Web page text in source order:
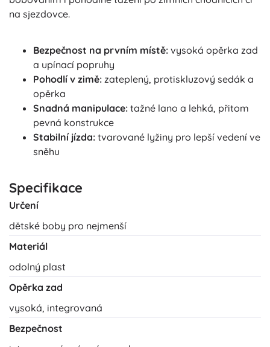
na sjezdovce.
Bezpečnost na prvním místě: vysoká opěrka zad
a upínací popruhy
Pohodlí v zimě: zateplený, protiskluzový sedák a
opěrka
Snadná manipulace: tažné lano a lehká, přitom
pevná konstrukce
Stabilní jízda: tvarované lyžiny pro lepší vedení ve
sněhu
Specifikace
Určení
dětské boby pro nejmenší
Materiál
odolný plast
Opěrka zad
vysoká, integrovaná
Bezpečnost